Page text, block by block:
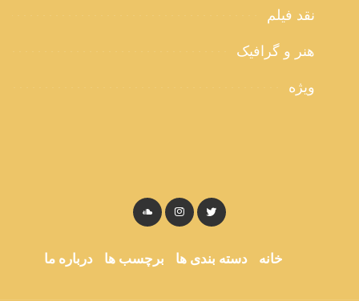
نقد فیلم
هنر و گرافیک
ویژه
خانه دسته بندی ها برچسب ها درباره ما